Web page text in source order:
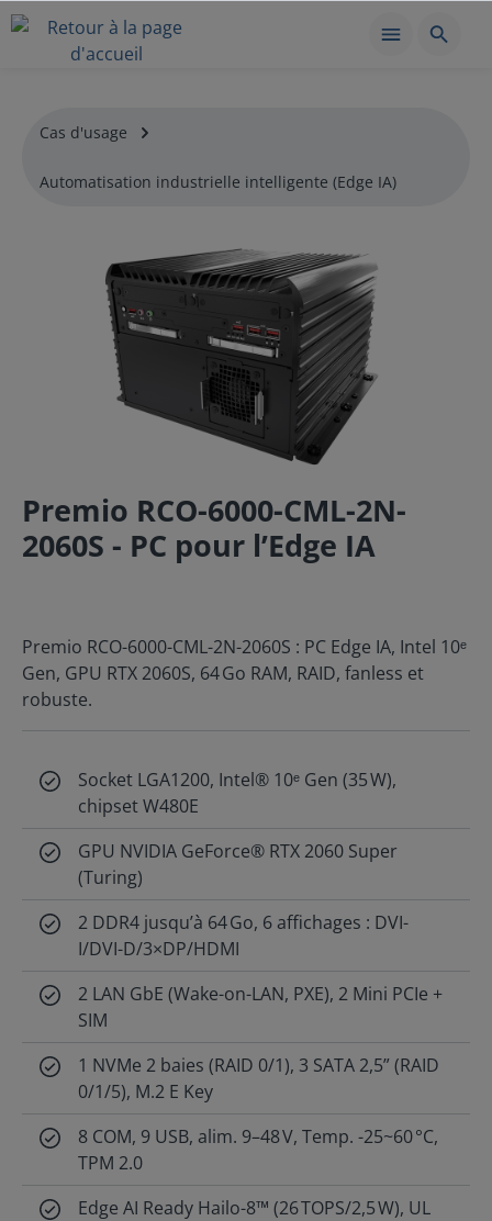
Cas d'usage
Automatisation industrielle intelligente (Edge IA)
Premio RCO-6000-CML-2N-
2060S - PC pour l’Edge IA
Premio RCO-6000-CML-2N-2060S : PC Edge IA, Intel 10ᵉ
Gen, GPU RTX 2060S, 64 Go RAM, RAID, fanless et
robuste.
Socket LGA1200, Intel® 10ᵉ Gen (35 W),
chipset W480E
GPU NVIDIA GeForce® RTX 2060 Super
(Turing)
2 DDR4 jusqu’à 64 Go, 6 affichages : DVI-
I/DVI-D/3×DP/HDMI
2 LAN GbE (Wake-on-LAN, PXE), 2 Mini PCIe +
SIM
1 NVMe 2 baies (RAID 0/1), 3 SATA 2,5” (RAID
0/1/5), M.2 E Key
8 COM, 9 USB, alim. 9–48 V, Temp. -25~60 °C,
TPM 2.0
Edge AI Ready Hailo-8™ (26 TOPS/2,5 W), UL